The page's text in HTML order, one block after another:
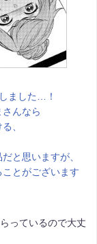
ました…！
んなら
、
と思いますが、
とがございます
っているので大丈